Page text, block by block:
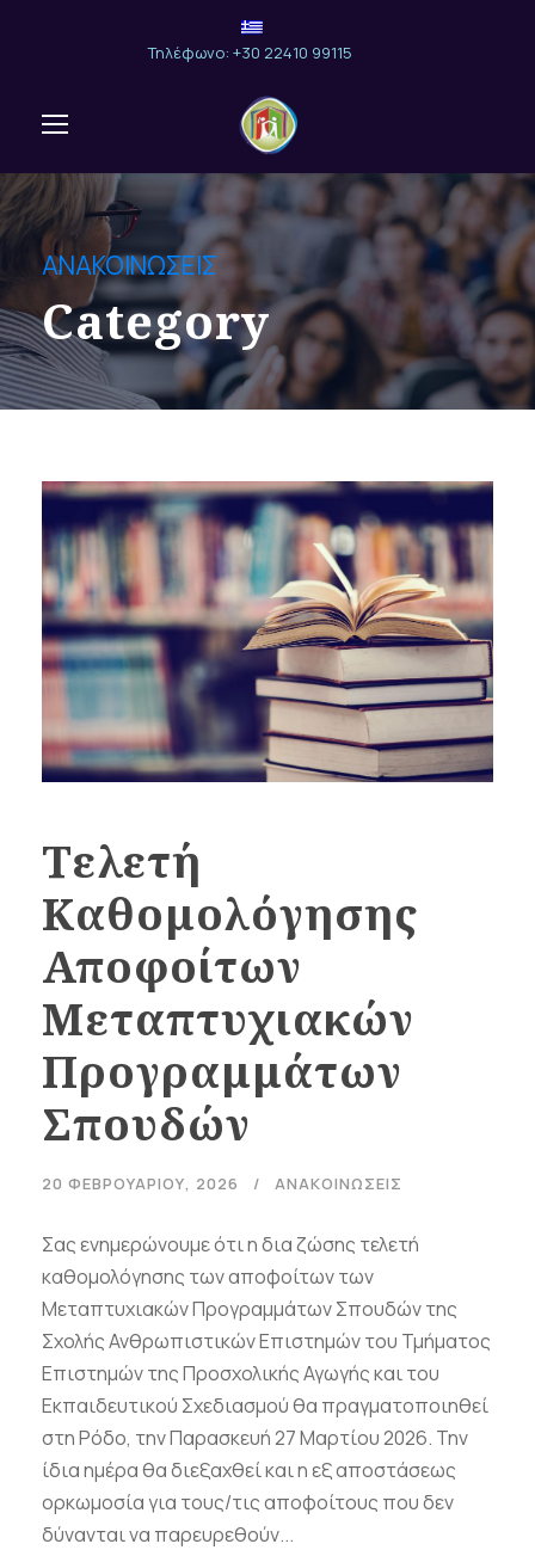
Τηλέφωνο: +30 22410 99115
ΑΝΑΚΟΙΝΩΣΕΙΣ
Category
Τελετή
Καθομολόγησης
Αποφοίτων
Μεταπτυχιακών
Προγραμμάτων
Σπουδών
20 ΦΕΒΡΟΥΑΡΊΟΥ, 2026 ΑΝΑΚΟΙΝΩΣΕΙΣ
Σας ενημερώνουμε ότι η δια ζώσης τελετή
καθομολόγησης των αποφοίτων των
Μεταπτυχιακών Προγραμμάτων Σπουδών της
Σχολής Ανθρωπιστικών Επιστημών του Τμήματος
Επιστημών της Προσχολικής Αγωγής και του
Εκπαιδευτικού Σχεδιασμού θα πραγματοποιηθεί
στη Ρόδο, την Παρασκευή 27 Μαρτίου 2026. Την
ίδια ημέρα θα διεξαχθεί και η εξ αποστάσεως
ορκωμοσία για τους/τις αποφοίτους που δεν
δύνανται να παρευρεθούν...